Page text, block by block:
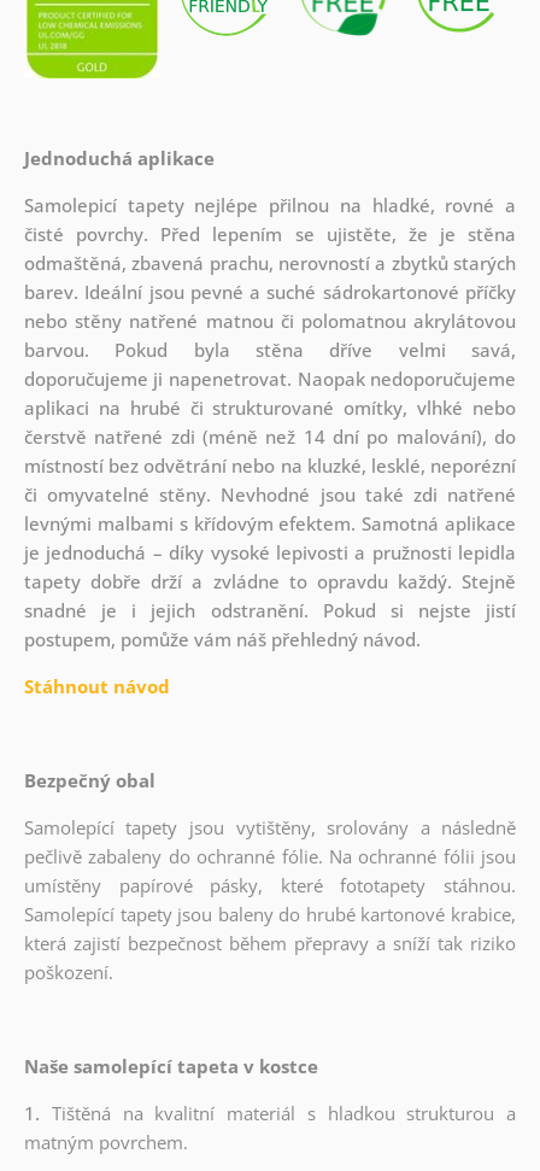
Jednoduchá aplikace
Samolepicí tapety nejlépe přilnou na hladké, rovné a
čisté povrchy. Před lepením se ujistěte, že je stěna
odmaštěná, zbavená prachu, nerovností a zbytků starých
barev. Ideální jsou pevné a suché sádrokartonové příčky
nebo stěny natřené matnou či polomatnou akrylátovou
barvou. Pokud byla stěna dříve velmi savá,
doporučujeme ji napenetrovat. Naopak nedoporučujeme
aplikaci na hrubé či strukturované omítky, vlhké nebo
čerstvě natřené zdi (méně než 14 dní po malování), do
místností bez odvětrání nebo na kluzké, lesklé, neporézní
či omyvatelné stěny. Nevhodné jsou také zdi natřené
levnými malbami s křídovým efektem. Samotná aplikace
je jednoduchá – díky vysoké lepivosti a pružnosti lepidla
tapety dobře drží a zvládne to opravdu každý. Stejně
snadné je i jejich odstranění. Pokud si nejste jistí
postupem, pomůže vám náš přehledný návod.
Stáhnout návod
Bezpečný obal
Samolepící tapety jsou vytištěny, srolovány a následně
pečlivě zabaleny do ochranné fólie. Na ochranné fólii jsou
umístěny papírové pásky, které fototapety stáhnou.
Samolepící tapety jsou baleny do hrubé kartonové krabice,
která zajistí bezpečnost během přepravy a sníží tak riziko
poškození.
Naše samolepící tapeta v kostce
1. Tištěná na kvalitní materiál s hladkou strukturou a
matným povrchem.